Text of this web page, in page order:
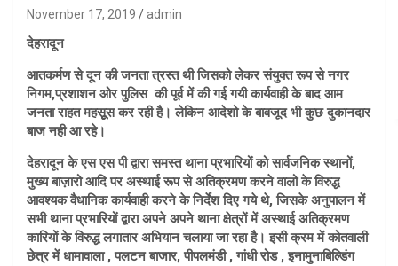
November 17, 2019 admin
देहरादून
आतकर्मण से दून की जनता त्रस्त थी जिसको लेकर संयुक्त रूप से नगर
निगम,प्रशाशन ओर पुलिस की पूर्व में की गई गयी कार्यवाही के बाद आम
जनता राहत महसूूूस कर रही है। लेकिन आदेशो के बावजूद भी कुछ दुकानदार
बाज नही आ रहे।
देहरादून के एस एस पी द्वारा समस्त थाना प्रभारियों को सार्वजनिक स्थानों,
मुख्य बाज़ारो आदि पर अस्थाई रूप से अतिक्रमण करने वालो के विरुद्ध
आवश्यक वैधानिक कार्यवाही करने के निर्देश दिए गये थे, जिसके अनुपालन में
सभी थाना प्रभारियों द्वारा अपने अपने थाना क्षेत्रों में अस्थाई अतिक्रमण
कारियों के विरुद्ध लगातार अभियान चलाया जा रहा है। इसी क्रम में कोतवाली
छेत्र में धामावाला , पलटन बाजार, पीपलमंडी , गांधी रोड , इनामुनाबिल्डिंग